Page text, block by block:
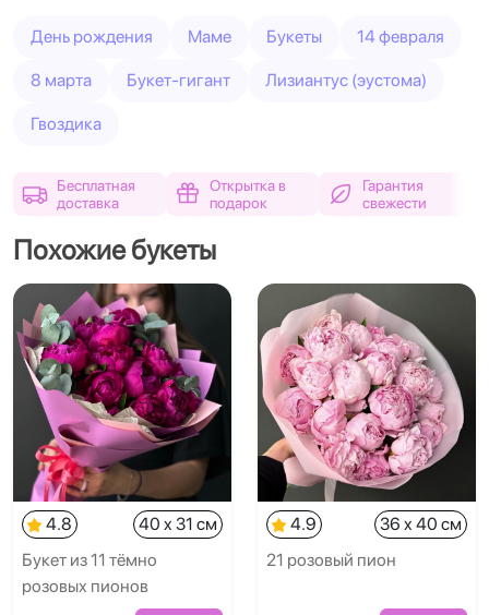
День рождения Маме Букеты 14 февраля
8 марта Букет-гигант Лизиантус (эустома)
Гвоздика
Бесплатная
доставка
Открытка в
подарок
Гарантия
свежести
Похожие букеты
4.8
40 x 31 см
Букет из 11 тёмно
розовых пионов
4.9
36 x 40 см
21 розовый пион